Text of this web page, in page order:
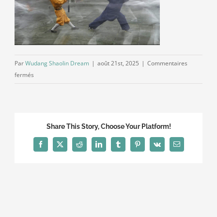
ParWudang Shaolin Dream | août 21st, 2025 | Commentaires
fermés
Share This Story, Choose Your Platform!
Facebook
X Reddit LinkedInTumblrPinterest
Vk Email